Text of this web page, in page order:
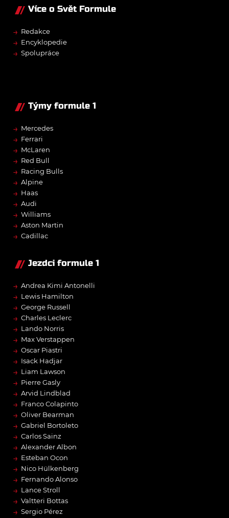
Více o Svět Formule
→ Redakce
→ Encyklopedie
→ Spolupráce
Týmy formule 1
→ Mercedes
→ Ferrari
→ McLaren
→ Red Bull
→ Racing Bulls
→ Alpine
→ Haas
→ Audi
→ Williams
→ Aston Martin
→ Cadillac
Jezdci formule 1
→ Andrea Kimi Antonelli
→ Lewis Hamilton
→ George Russell
→ Charles Leclerc
→ Lando Norris
→ Max Verstappen
→ Oscar Piastri
→ Isack Hadjar
→ Liam Lawson
→ Pierre Gasly
→ Arvid Lindblad
→ Franco Colapinto
→ Oliver Bearman
→ Gabriel Bortoleto
→ Carlos Sainz
→ Alexander Albon
→ Esteban Ocon
→ Nico Hülkenberg
→ Fernando Alonso
→ Lance Stroll
→ Valtteri Bottas
→ Sergio Pérez